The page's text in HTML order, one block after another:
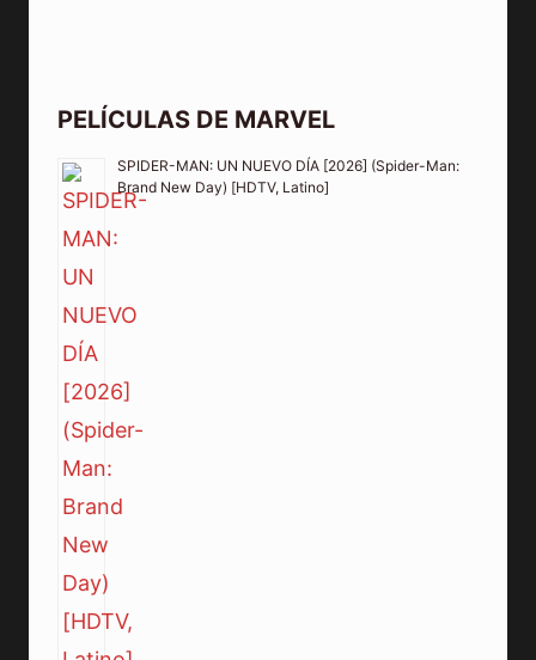
PELÍCULAS DE MARVEL
SPIDER-MAN: UN NUEVO DÍA [2026] (Spider-Man:
Brand New Day) [HDTV, Latino]